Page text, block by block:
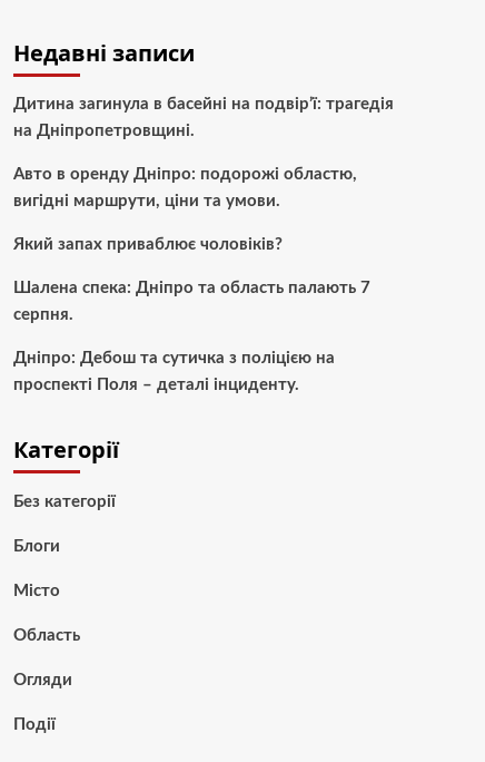
Недавні записи
Дитина загинула в басейні на подвір’ї: трагедія
на Дніпропетровщині.
Авто в оренду Дніпро: подорожі областю,
вигідні маршрути, ціни та умови.
Який запах приваблює чоловіків?
Шалена спека: Дніпро та область палають 7
серпня.
Дніпро: Дебош та сутичка з поліцією на
проспекті Поля – деталі інциденту.
Категорії
Без категорії
Блоги
Місто
Область
Огляди
Події